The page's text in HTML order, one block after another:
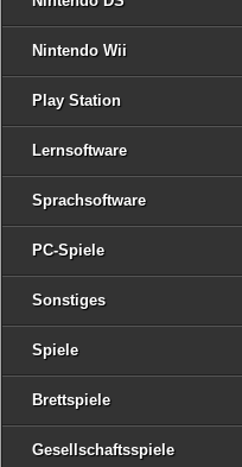
Nintendo Wii
Play Station
Lernsoftware
Sprachsoftware
PC-Spiele
Sonstiges
Spiele
Brettspiele
Gesellschaftsspiele